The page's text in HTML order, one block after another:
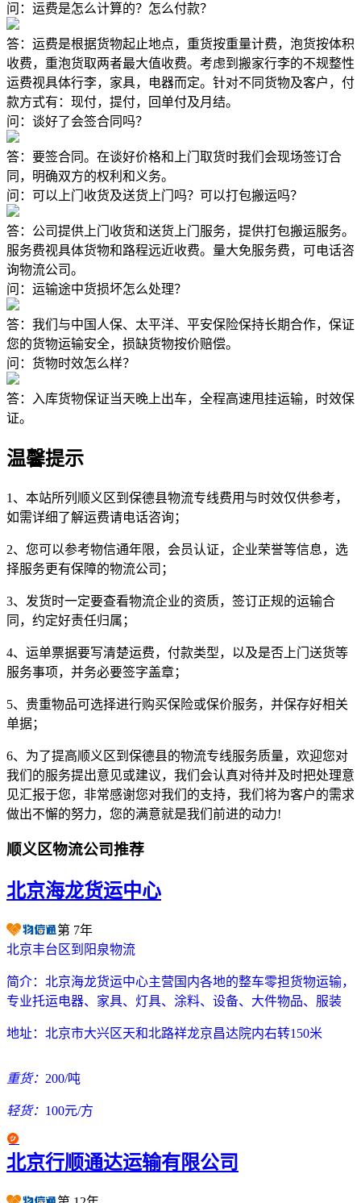
问：运费是怎么计算的？怎么付款？
答：运费是根据货物起止地点，重货按重量计费，泡货按体积
收费，重泡货取两者最大值收费。考虑到搬家行李的不规整性
运费视具体行李，家具，电器而定。针对不同货物及客户，付
款方式有：现付，提付，回单付及月结。
问：谈好了会签合同吗？
答：要签合同。在谈好价格和上门取货时我们会现场签订合
同，明确双方的权利和义务。
问：可以上门收货及送货上门吗？可以打包搬运吗？
答：公司提供上门收货和送货上门服务，提供打包搬运服务。
服务费视具体货物和路程远近收费。量大免服务费，可电话咨
询物流公司。
问：运输途中货损坏怎么处理？
答：我们与中国人保、太平洋、平安保险保持长期合作，保证
您的货物运输安全，损缺货物按价赔偿。
问：货物时效怎么样？
答：入库货物保证当天晚上出车，全程高速甩挂运输，时效保
证。
温馨提示
1、本站所列顺义区到保德县物流专线费用与时效仅供参考，
如需详细了解运费请电话咨询；
2、您可以参考物信通年限，会员认证，企业荣誉等信息，选
择服务更有保障的物流公司；
3、发货时一定要查看物流企业的资质，签订正规的运输合
同，约定好责任归属；
4、运单票据要写清楚运费，付款类型，以及是否上门送货等
服务事项，并务必要签字盖章；
5、贵重物品可选择进行购买保险或保价服务，并保存好相关
单据；
6、为了提高顺义区到保德县的物流专线服务质量，欢迎您对
我们的服务提出意见或建议，我们会认真对待并及时把处理意
见汇报于您，非常感谢您对我们的支持，我们将为客户的需求
做出不懈的努力，您的满意就是我们前进的动力!
顺义区物流公司推荐
北京海龙货运中心
第 7年
北京丰台区到阳泉物流
简介： 北京海龙货运中心主营国内各地的整车零担货物运输，
专业托运电器、家具、灯具、涂料、设备、大件物品、服装
地址： 北京市大兴区天和北路祥龙京昌达院内右转150米
重货： 200/吨
轻货： 100元/方
北京行顺通达运输有限公司